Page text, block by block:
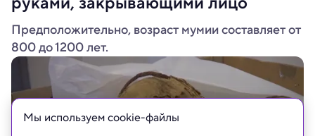
Предположительно, возраст мумии составляет от
800 до 1200 лет.
Мы используем сookie-файлы